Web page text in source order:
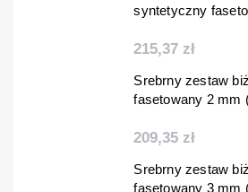
syntetyczny
215,37 zł
Srebrny zestaw
fasetowany 2 mm
209,35 zł
Srebrny zestaw
fasetowany 3 mm